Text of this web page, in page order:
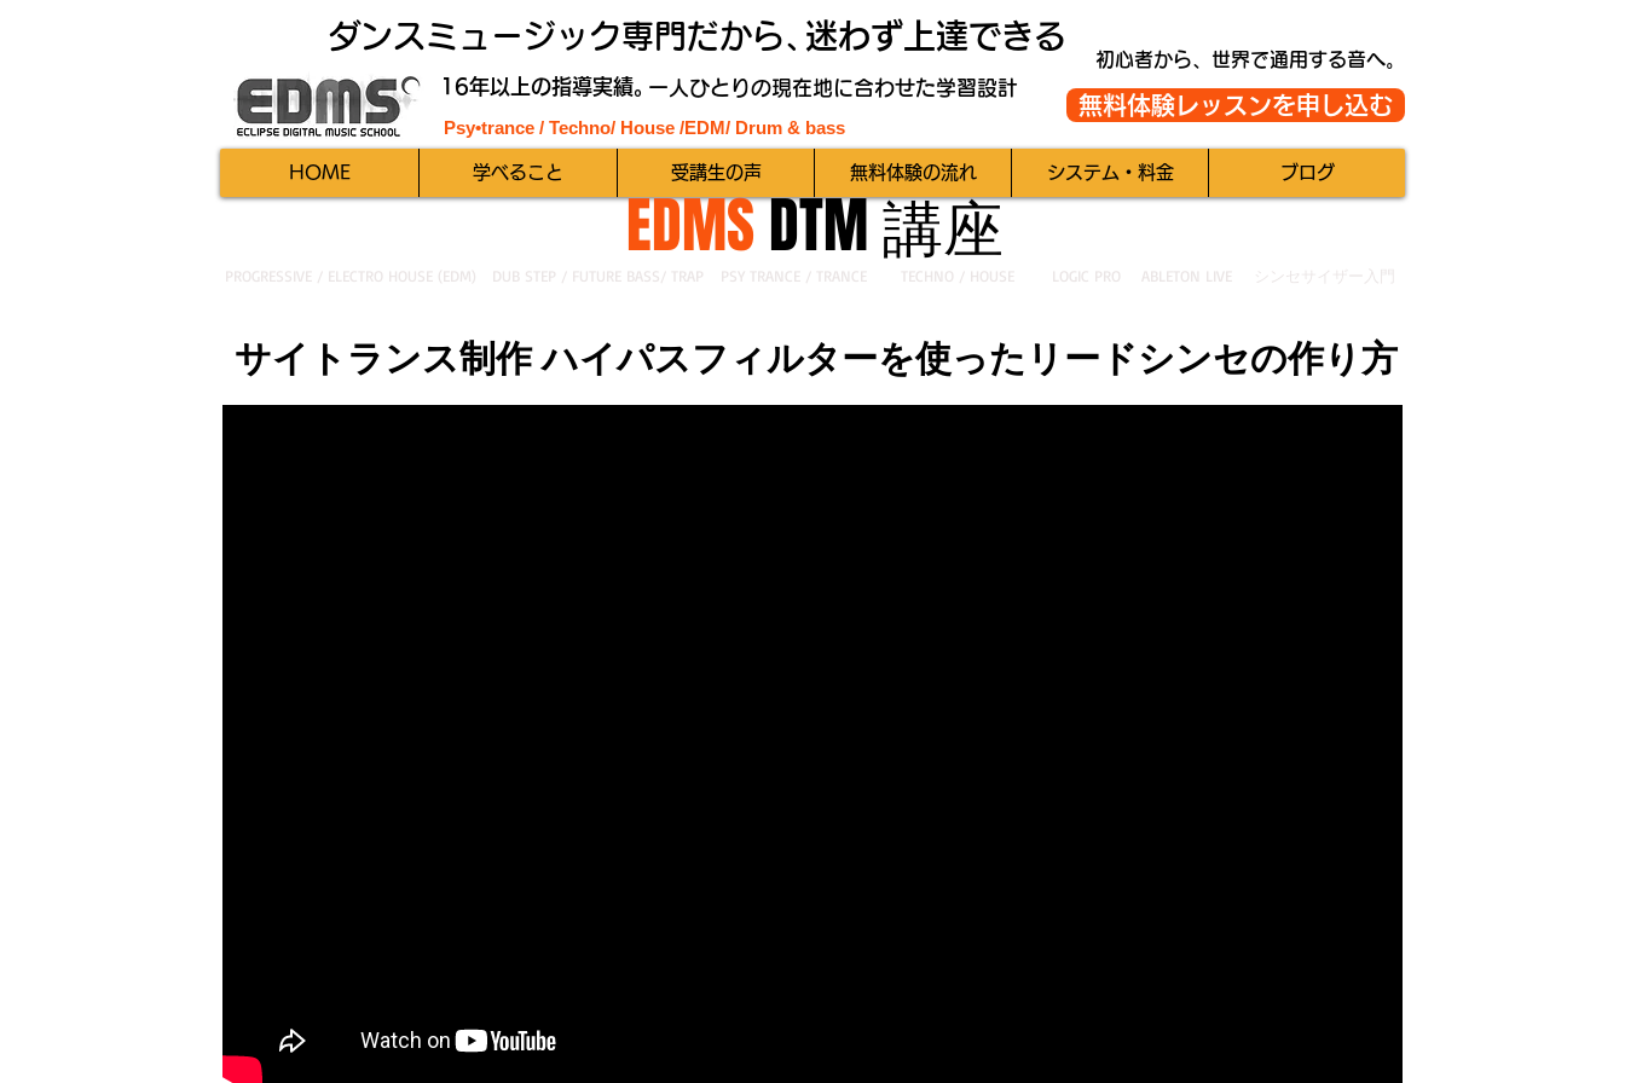
ダンスミュージック専門だから、迷わず上達できる
16年以上の指導実績。一人ひとりの現在地に合わせた学習設計
Psy•trance / Techno/ House /EDM/ Drum & bass
初心者から、世界で通用する音へ。
無料体験レッスンを申し込む
HOME 学べること 受講生の声 無料体験の流れ システム・料金 ブログ
EDMSDTM 講座
PROGRESSIVE / ELECTRO HOUSE (EDM) DUB STEP / FUTURE BASS/ TRAP PSY TRANCE / TRANCE TECHNO / HOUSE LOGIC PRO ABLETON LIVE シンセサイザー入門
サイトランス制作 ハイパスフィルターを使ったリードシンセの作り方